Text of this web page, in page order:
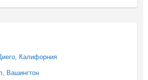
Калифорния
Вашингтон